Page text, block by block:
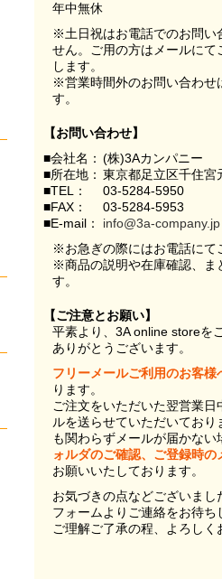
年中無休
※土日祝はお電話でのお問い
せん。ご用の方はメールに
します。
※営業時間外のお問い合わせ
す。
【お問い合わせ】
■会社名： (株)3Aカンパニー
■所在地： 東京都足立区千住
■TEL：
03-5284-5950
■FAX：
03-5284-5953
■E-mail：
info@3a-company.jp
※お急ぎの際にはお電話にて
※商品の説明や在庫確認、ま
す。
【ご注意とお願い】
平素より、3A online storeを
ありがとうございます。
フリーメールご利用のお客様
ります。
ご注文をいただいた翌営業
ルを送らせていただいてお
も関わらずメールが届かない
ォルダのご確認、ご登録時
お願いいたしております。
お気づきの点などございま
フォームよりご連絡をお待ち
ご理解ご了承の程、よろし